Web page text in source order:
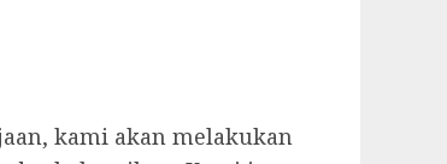
kami akan melakukan